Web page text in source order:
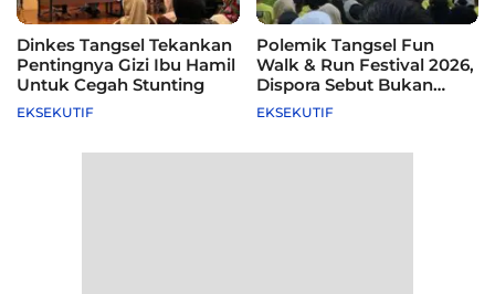
Dinkes Tangsel Tekankan
Pentingnya Gizi Ibu Hamil
Untuk Cegah Stunting
EKSEKUTIF
Polemik Tangsel Fun
Walk & Run Festival 2026,
Dispora Sebut Bukan
Agenda Pemkot
EKSEKUTIF